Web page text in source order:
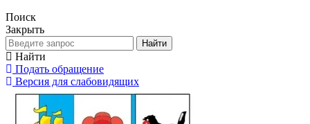
Поиск
Закрыть
Найти
Найти
Подать обращение
Версия для слабовидящих